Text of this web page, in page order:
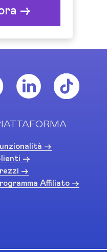
->
->
->
->
Affiliato ->